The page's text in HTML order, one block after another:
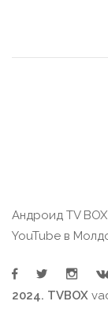
Андроид TV
YouTube в
2024. TVBOX